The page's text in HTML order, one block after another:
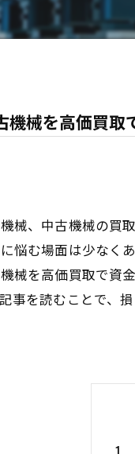
機械を高価買
械、中古機械の買
悩む場面は少なく
械を高価買取で資
事を読むことで、